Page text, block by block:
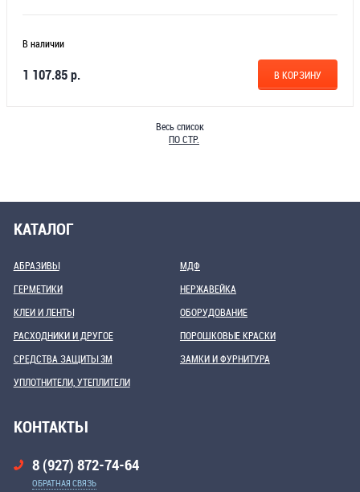
В наличии
1 107.85 р. В КОРЗИНУ
Весь список
ПО СТР.
КАТАЛОГ
АБРАЗИВЫ
ГЕРМЕТИКИ
КЛЕИ И ЛЕНТЫ
МДФ
НЕРЖАВЕЙКА
ОБОРУДОВАНИЕ
РАСХОДНИКИ И ДРУГОЕ
СРЕДСТВА ЗАЩИТЫ 3М
УПЛОТНИТЕЛИ, УТЕПЛИТЕЛИ
ПОРОШКОВЫЕ КРАСКИ
ЗАМКИ И ФУРНИТУРА
КОНТАКТЫ
8 (927) 872-74-64
ОБРАТНАЯ СВЯЗЬ